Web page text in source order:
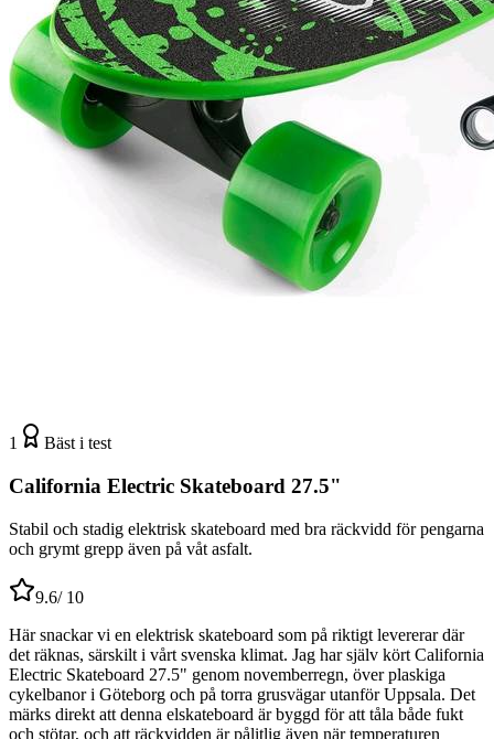
1 Bäst i test
California Electric Skateboard 27.5"
Stabil och stadig elektrisk skateboard med bra räckvidd för pengarna
och grymt grepp även på våt asfalt.
9.6/ 10
Här snackar vi en elektrisk skateboard som på riktigt levererar där
det räknas, särskilt i vårt svenska klimat. Jag har själv kört California
Electric Skateboard 27.5" genom novemberregn, över plaskiga
cykelbanor i Göteborg och på torra grusvägar utanför Uppsala. Det
märks direkt att denna elskateboard är byggd för att tåla både fukt
och stötar, och att räckvidden är pålitlig även när temperaturen